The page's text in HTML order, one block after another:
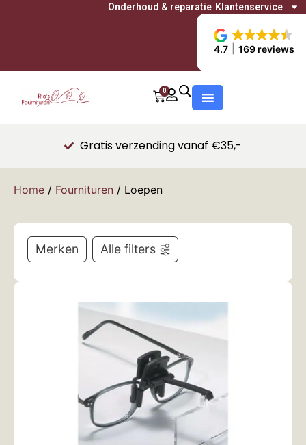
4.7 169 reviews
Onderhoud & reparatie Klantenservice
0
Gratis verzending vanaf €35,-
Home / Fournituren / Loepen
Merken Alle filters